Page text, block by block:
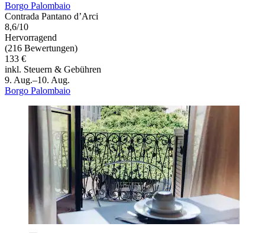
Borgo Palombaio
Contrada Pantano d’Arci
8,6/10
Hervorragend
(216 Bewertungen)
133 €
inkl. Steuern & Gebühren
9. Aug.–10. Aug.
Borgo Palombaio